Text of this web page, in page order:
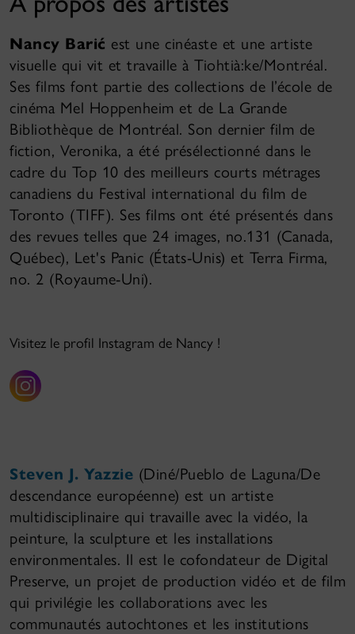
Nancy Barić est une cinéaste et une artiste
visuelle qui vit et travaille à Tiohtià:ke/Montréal.
Ses films font partie des collections de l’école de
cinéma Mel Hoppenheim et de La Grande
Bibliothèque de Montréal. Son dernier film de
fiction, Veronika, a été présélectionné dans le
cadre du Top 10 des meilleurs courts métrages
canadiens du Festival international du film de
Toronto (TIFF). Ses films ont été présentés dans
des revues telles que 24 images, no.131 (Canada,
Québec), Let's Panic (États-Unis) et Terra Firma,
no. 2 (Royaume-Uni).
Visitez le profil Instagram de Nancy !
Steven J. Yazzie (Diné/Pueblo de Laguna/De
descendance européenne) est un artiste
multidisciplinaire qui travaille avec la vidéo, la
peinture, la sculpture et les installations
environmentales. Il est le cofondateur de Digital
Preserve, un projet de production vidéo et de film
qui privilégie les collaborations avec les
communautés autochtones et les institutions